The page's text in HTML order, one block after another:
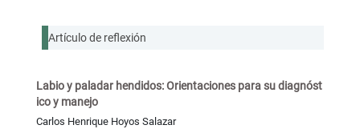
Artículo de reflexión
Labio y paladar hendidos: Orientaciones para su diagnóst
ico y manejo
Carlos Henrique Hoyos Salazar